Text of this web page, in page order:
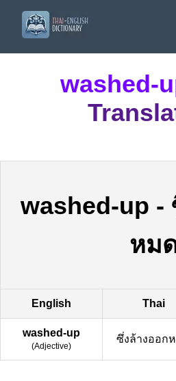
washed-
washed-up -
หม
English Thai
washed-up
(Adjective)
ซึ่งล้างออก